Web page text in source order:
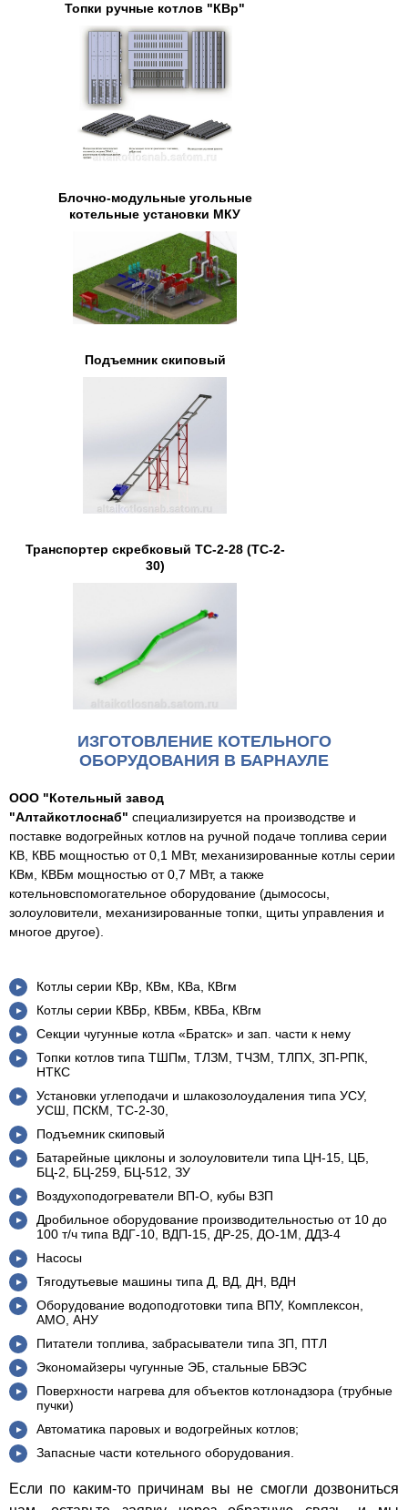
Топки ручные котлов "КВр"
Блочно-модульные угольные
котельные установки МКУ
Подъемник скиповый
Транспортер скребковый ТС-2-28 (ТС-2-
30)
ИЗГОТОВЛЕНИЕ КОТЕЛЬНОГО
ОБОРУДОВАНИЯ В БАРНАУЛЕ
ООО "Котельный завод
"Алтайкотлоснаб" специализируется на производстве и
поставке водогрейных котлов на ручной подаче топлива серии
КВ, КВБ мощностью от 0,1 МВт, механизированные котлы серии
КВм, КВБм мощностью от 0,7 МВт, а также
котельновспомогательное оборудование (дымососы,
золоуловители, механизированные топки, щиты управления и
многое другое).
Котлы серии КВр, КВм, КВа, КВгм
Котлы серии КВБр, КВБм, КВБа, КВгм
Секции чугунные котла «Братск» и зап. части к нему
Топки котлов типа ТШПм, ТЛЗМ, ТЧЗМ, ТЛПХ, ЗП-РПК,
НТКС
Установки углеподачи и шлакозолоудаления типа УСУ,
УСШ, ПСКМ, ТС-2-30,
Подъемник скиповый
Батарейные циклоны и золоуловители типа ЦН-15, ЦБ,
БЦ-2, БЦ-259, БЦ-512, ЗУ
Воздухоподогреватели ВП-О, кубы ВЗП
Дробильное оборудование производительностью от 10 до
100 т/ч типа ВДГ-10, ВДП-15, ДР-25, ДО-1М, ДДЗ-4
Насосы
Тягодутьевые машины типа Д, ВД, ДН, ВДН
Оборудование водоподготовки типа ВПУ, Комплексон,
АМО, АНУ
Питатели топлива, забрасыватели типа ЗП, ПТЛ
Экономайзеры чугунные ЭБ, стальные БВЭС
Поверхности нагрева для объектов котлонадзора (трубные
пучки)
Автоматика паровых и водогрейных котлов;
Запасные части котельного оборудования.
Если по каким-то причинам вы не смогли дозвониться